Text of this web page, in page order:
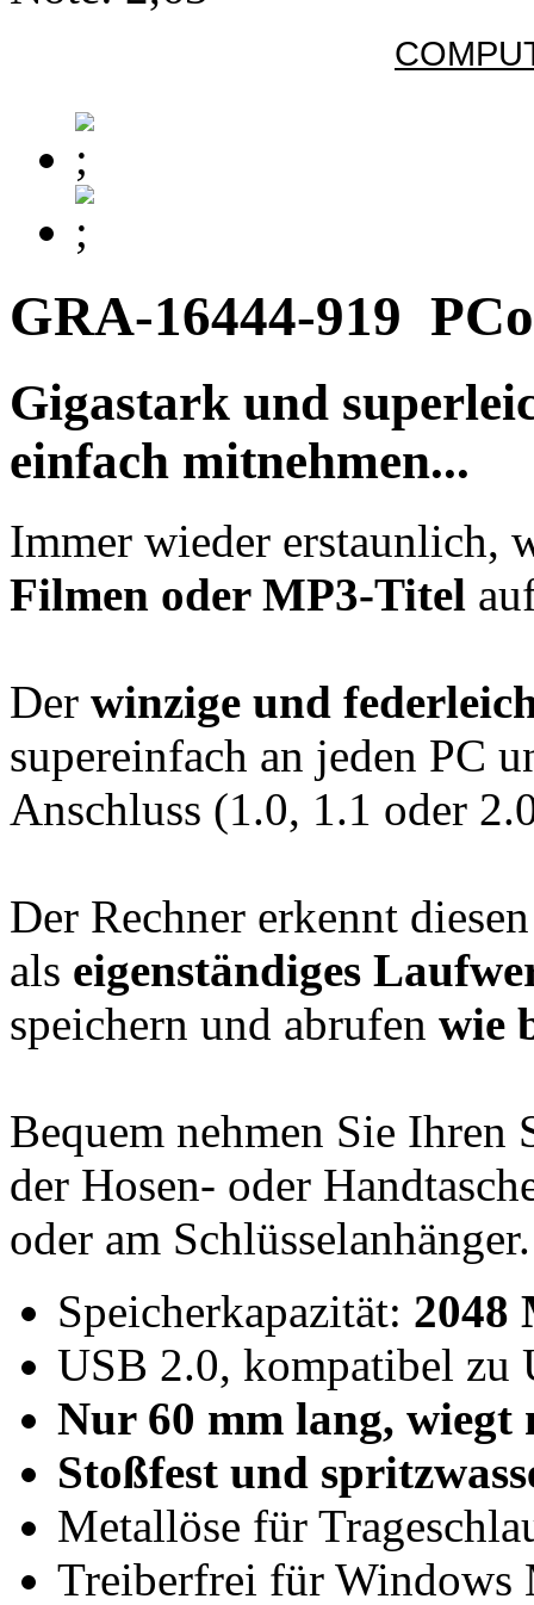
GRA-16444-919
Gigastark und
einfach mitnehmen...
Immer wieder erstaunlich,
Filmen oder MP3-Titel
Der winzige und
supereinfach an jeden PC
Anschluss (1.0, 1.1 oder
Der Rechner erkennt
als eigenständiges
speichern und abrufen wie
Bequem nehmen Sie Ihren
der Hosen- oder
oder am Schlüsselanhänger.
Speicherkapazität: 2048
USB 2.0, kompatibel zu
Nur 60 mm lang, wiegt
Stoßfest und
Metallöse für
Treiberfrei für Windows